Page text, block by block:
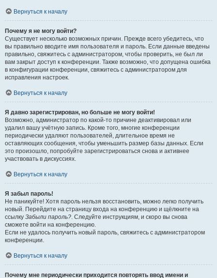
Вернуться к началу
Почему я не могу войти?
Существует несколько возможных причин. Прежде всего убедитесь, что
вы правильно вводите имя пользователя и пароль. Если данные введены
правильно, свяжитесь с администратором, чтобы проверить, не был ли
вам закрыт доступ к конференции. Также возможно, что допущена ошибка
в конфигурации конференции, свяжитесь с администратором для
исправления настроек.
Вернуться к началу
Я давно зарегистрирован, но больше не могу войти!
Возможно, администратор по какой-то причине деактивировал или
удалил вашу учётную запись. Кроме того, многие конференции
периодически удаляют пользователей, длительное время не
оставляющих сообщения, чтобы уменьшить размер базы данных. Если
это произошло, попробуйте зарегистрироваться снова и активнее
участвовать в дискуссиях.
Вернуться к началу
Я забыл пароль!
Не паникуйте! Хотя пароль нельзя восстановить, можно легко получить
новый. Перейдите на страницу входа на конференцию и щёлкните на
ссылку Забыли пароль? . Следуйте инструкциям, и скоро вы снова
сможете войти на конференцию.
Если не удалось получить новый пароль, свяжитесь с администратором
конференции.
Вернуться к началу
Почему мне периодически приходится повторять ввод имени и